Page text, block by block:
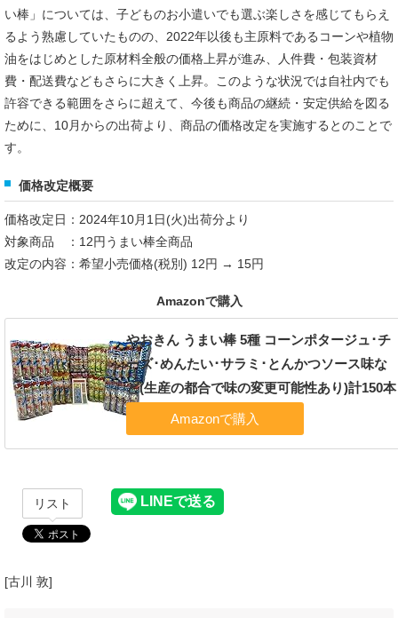
い棒」については、子どものお小遣いでも選ぶ楽しさを感じてもらえ
るよう熟慮していたものの、2022年以後も主原料であるコーンや植物
油をはじめとした原材料全般の価格上昇が進み、人件費・包装資材
費・配送費などもさらに大きく上昇。このような状況では自社内でも
許容できる範囲をさらに超えて、今後も商品の継続・安定供給を図る
ために、10月からの出荷より、商品の価格改定を実施するとのことで
す。
価格改定概要
価格改定日：2024年10月1日(火)出荷分より
対象商品 ：12円うまい棒全商品
改定の内容：希望小売価格(税別) 12円 → 15円
Amazonで購入
やおきん うまい棒 5種 コーンポタージュ･チ
ーズ･めんたい･サラミ･とんかつソース味な
ど(生産の都合で味の変更可能性あり)計150本
リスト
[古川 敦]